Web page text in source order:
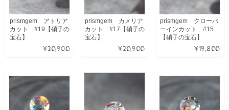
prismgem アトリア
カット #19【硝子の
宝石】
¥20,900
prismgem カメリア
カット #17【硝子の
宝石】
¥20,900
prismgem クローバ
ーインカット #15
【硝子の宝石】
¥19,800